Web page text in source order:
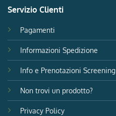
Servizio Clienti
Pagamenti
Informazioni Spedizione
Info e Prenotazioni Screening
Non trovi un prodotto?
Privacy Policy